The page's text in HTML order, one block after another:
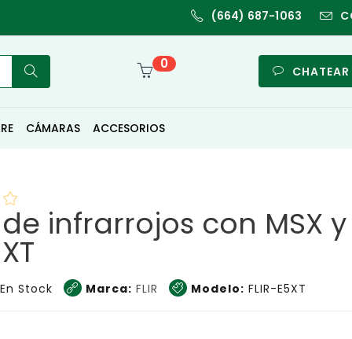
(664) 687-1063
0
CÁMARAS ACCESORIOS
infrarrojos con MSX y
En Stock Marca: FLIR Modelo: FLIR-E5XT